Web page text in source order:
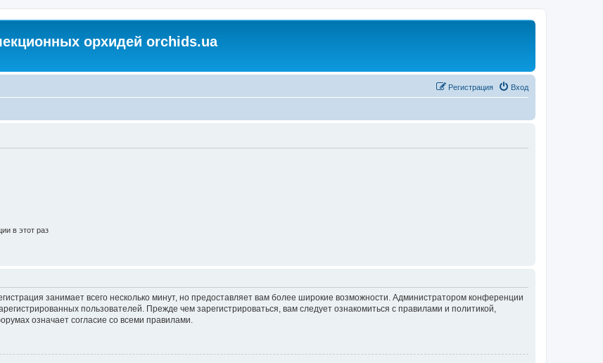
орхидей orchids.ua
Вход
Регистрация
в этот раз
занимает всего несколько минут, но предоставляет вам более широкие возможности. Администратором конференции
пользователей. Прежде чем зарегистрироваться, вам следует ознакомиться с правилами и политикой,
означает согласие со всеми правилами.